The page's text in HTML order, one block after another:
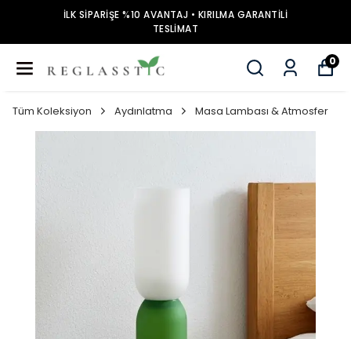
İLK SİPARİŞE %10 AVANTAJ • KIRILMA GARANTİLİ
TESLİMAT
0
Tüm Koleksiyon Aydınlatma Masa Lambası & Atmosfer